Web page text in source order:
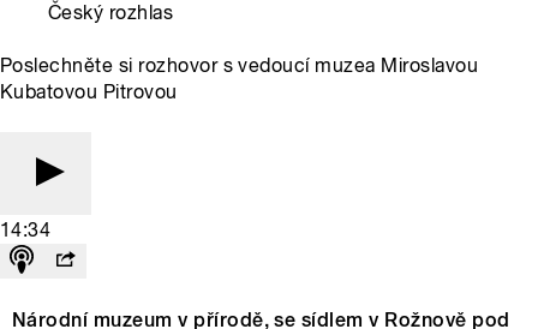
Český rozhlas
Poslechněte si rozhovor s vedoucí muzea Miroslavou
Kubatovou Pitrovou
14:34
Národní muzeum v přírodě, se sídlem v Rožnově pod